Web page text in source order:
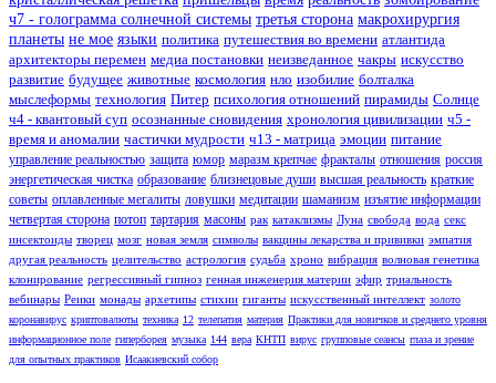
ч7 - голограмма солнечной системы третья сторона макрохирургия
планеты не мое языки политика путешествия во времени атлантида
архитекторы перемен медиа постановки неизведанное чакры искусство
развитие будущее животные космология нло изобилие болталка
мыслеформы технология Питер психология отношений пирамиды Солнце
ч4 - квантовый суп осознанные сновидения хронология цивилизации ч5 -
время и аномалии частички мудрости ч13 - матрица эмоции питание
управление реальностью защита юмор маразм крепчае фракталы отношения россия
энергетическая чистка образование близнецовые души высшая реальность краткие
советы оплавленные мегалиты ловушки медитации шаманизм изъятие информации
четвертая сторона потоп тартария масоны рак катаклизмы Луна свобода вода секс
инсектоиды творец мозг новая земля символы вакцины лекарства и прививки эмпатия
другая реальность целительство астрология судьба хроно вибрация волновая генетика
клонирование регрессивный гипноз генная инженерия материи эфир триальность
вебинары Реики монады архетипы стихии гиганты искусственный интеллект золото
коронавирус криптовалюты техника 12 телепатия материя Практики для новичков и среднего уровня
информационное поле гиперборея музыка 144 вера КНТП вирус групповые сеансы глаза и зрение
для опытных практиков Исаакиевский собор